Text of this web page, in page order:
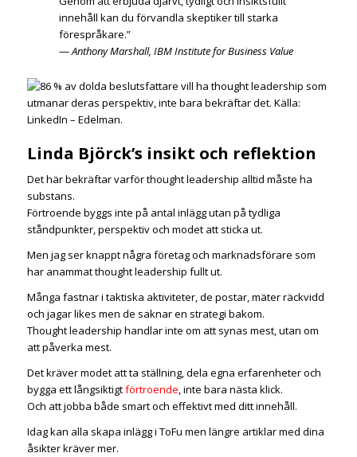
innehåll kan du förvandla skeptiker till starka
förespråkare.”
—Anthony Marshall, IBM Institute for Business Value
Linda Björck’s insikt och reflektion
Det här bekräftar varför thought leadership alltid måste ha
substans.
Förtroende byggs inte på antal inlägg utan på tydliga
ståndpunkter, perspektiv och modet att sticka ut.
Men jag ser knappt några företag och marknadsförare som
har anammat thought leadership fullt ut.
Många fastnar i taktiska aktiviteter, de postar, mäter räckvidd
och jagar likes men de saknar en strategi bakom.
Thought leadership handlar inte om att synas mest, utan om
att påverka mest.
Det kräver modet att ta ställning, dela egna erfarenheter och
bygga ett långsiktigtförtroende, inte bara nästa klick.
Och att jobba både smart och effektivt med ditt innehåll.
Idag kan alla skapa inlägg i ToFu men längre artiklar med dina
åsikter kräver mer.